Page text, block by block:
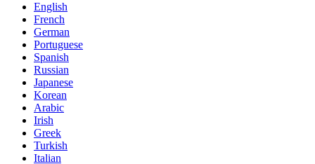
English
French
German
Portuguese
Spanish
Russian
Japanese
Korean
Arabic
Irish
Greek
Turkish
Italian